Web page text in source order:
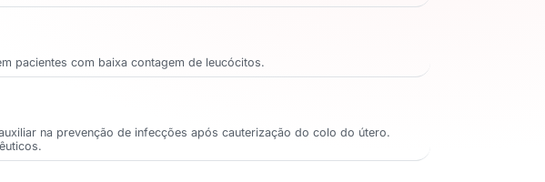
pacientes com baixa contagem de leucócitos.
na prevenção de infecções após cauterização do colo do útero.